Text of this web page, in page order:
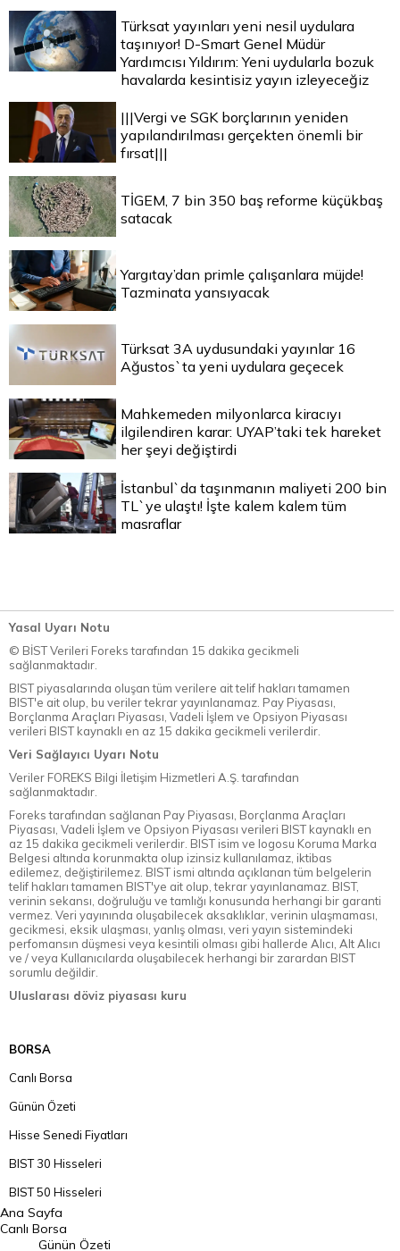
Türksat yayınları yeni nesil uydulara
taşınıyor! D-Smart Genel Müdür
Yardımcısı Yıldırım: Yeni uydularla bozuk
havalarda kesintisiz yayın izleyeceğiz
|||Vergi ve SGK borçlarının yeniden
yapılandırılması gerçekten önemli bir
fırsat|||
TİGEM, 7 bin 350 baş reforme küçükbaş
satacak
Yargıtay’dan primle çalışanlara müjde!
Tazminata yansıyacak
Türksat 3A uydusundaki yayınlar 16
Ağustos`ta yeni uydulara geçecek
Mahkemeden milyonlarca kiracıyı
ilgilendiren karar: UYAP’taki tek hareket
her şeyi değiştirdi
İstanbul`da taşınmanın maliyeti 200 bin
TL`ye ulaştı! İşte kalem kalem tüm
masraflar
Yasal Uyarı Notu
© BİST Verileri Foreks tarafından 15 dakika gecikmeli
sağlanmaktadır.
BIST piyasalarında oluşan tüm verilere ait telif hakları tamamen
BIST'e ait olup, bu veriler tekrar yayınlanamaz. Pay Piyasası,
Borçlanma Araçları Piyasası, Vadeli İşlem ve Opsiyon Piyasası
verileri BIST kaynaklı en az 15 dakika gecikmeli verilerdir.
Veri Sağlayıcı Uyarı Notu
Veriler FOREKS Bilgi İletişim Hizmetleri A.Ş. tarafından
sağlanmaktadır.
Foreks tarafından sağlanan Pay Piyasası, Borçlanma Araçları
Piyasası, Vadeli İşlem ve Opsiyon Piyasası verileri BIST kaynaklı en
az 15 dakika gecikmeli verilerdir. BIST isim ve logosu Koruma Marka
Belgesi altında korunmakta olup izinsiz kullanılamaz, iktibas
edilemez, değiştirilemez. BIST ismi altında açıklanan tüm belgelerin
telif hakları tamamen BIST'ye ait olup, tekrar yayınlanamaz. BIST,
verinin sekansı, doğruluğu ve tamlığı konusunda herhangi bir garanti
vermez. Veri yayınında oluşabilecek aksaklıklar, verinin ulaşmaması,
gecikmesi, eksik ulaşması, yanlış olması, veri yayın sistemindeki
perfomansın düşmesi veya kesintili olması gibi hallerde Alıcı, Alt Alıcı
ve / veya Kullanıcılarda oluşabilecek herhangi bir zarardan BIST
sorumlu değildir.
Uluslarası döviz piyasası kuru
BORSA
Canlı Borsa
Günün Özeti
Hisse Senedi Fiyatları
BIST 30 Hisseleri
BIST 50 Hisseleri
BIST 100 Hisseleri
Ana Sayfa
Canlı Borsa
Günün Özeti